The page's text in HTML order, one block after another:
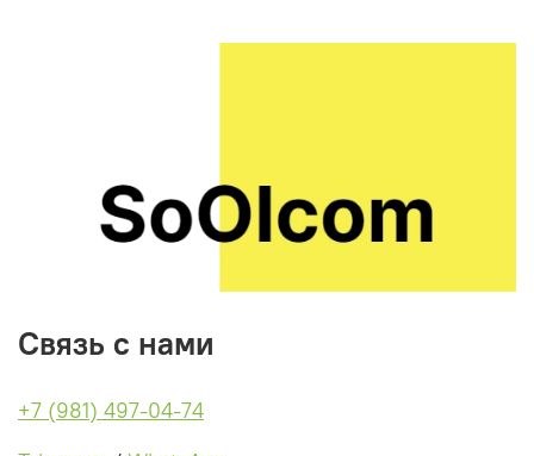
Связь с нами
+7 (981) 497-04-74